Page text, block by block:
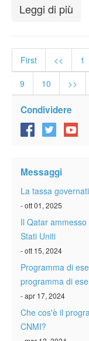
Leggi di più
First << 1
9
10 >>
Condividere
Messaggi
La tassa
- ott 01, 2025
Il Qatar
Stati Uniti
- ott 15, 2024
Programma di
programma di
- apr 17, 2024
Che cos'è il
CNMI?